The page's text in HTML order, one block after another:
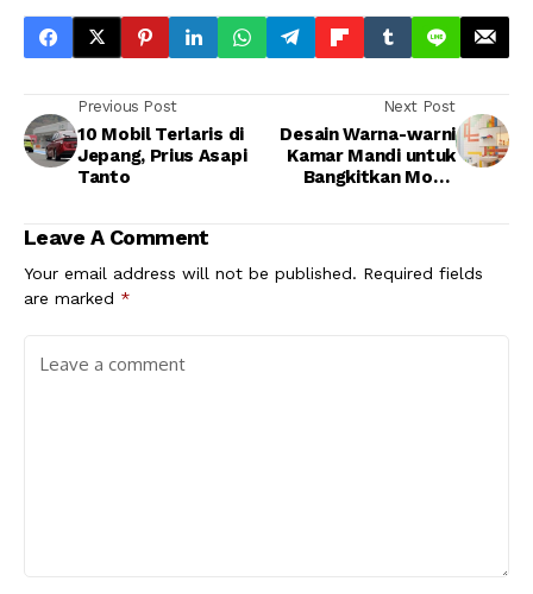
Previous Post
10 Mobil Terlaris di
Jepang, Prius Asapi
Tanto
Next Post
Desain Warna-warni
Kamar Mandi untuk
Bangkitkan Mood
Leave A Comment
Your email address will not be published. Required fields
are marked *